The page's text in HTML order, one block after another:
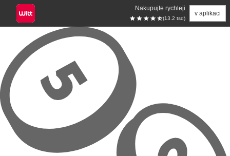
Nakupujte rychleji
(13.2 tsd)
v aplikaci
Přeskočit na hlavní obsah